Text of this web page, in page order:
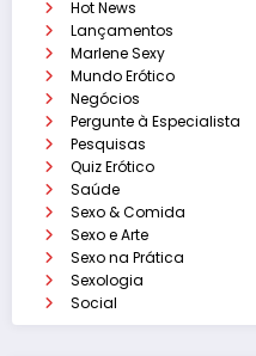
Hot News
Lançamentos
Marlene Sexy
Mundo Erótico
Negócios
Pergunte à Especialista
Pesquisas
Quiz Erótico
Saúde
Sexo & Comida
Sexo e Arte
Sexo na Prática
Sexologia
Social